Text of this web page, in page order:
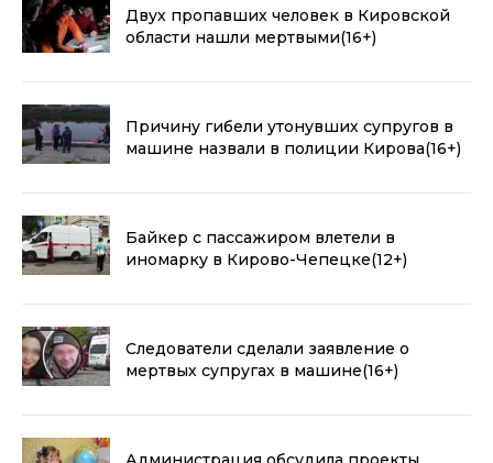
Двух пропавших человек в Кировской
области нашли мертвыми(16+)
Причину гибели утонувших супругов в
машине назвали в полиции Кирова(16+)
Байкер с пассажиром влетели в
иномарку в Кирово-Чепецке(12+)
Следователи сделали заявление о
мертвых супругах в машине(16+)